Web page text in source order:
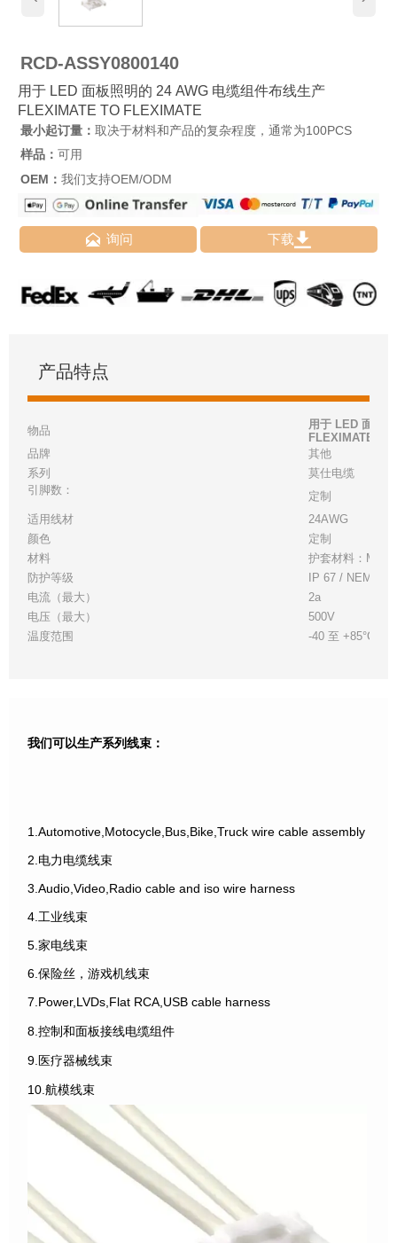
RCD-ASSY0800140
用于 LED 面板照明的 24 AWG 电缆组件布线生产
FLEXIMATE TO FLEXIMATE
最小起订量： 取决于材料和产品的复杂程度，通常为100PCS
样品： 可用
OEM： 我们支持OEM/ODM
 询问 下载
产品特点
物品
用于 LED 面板
FLEXIMATE
品牌
其他
系列
莫仕电缆
引脚数：
定制
适用线材
24AWG
颜色
定制
材料
护套材料：
防护等级
IP 67 / NEMA 6P
电流（最大）
2a
电压（最大）
500V
温度范围
-40 至 +85°C
我们可以生产系列线束：
1.Automotive,Motocycle,Bus,Bike,Truck wire cable assembly
2.电力电缆线束
3.Audio,Video,Radio cable and iso wire harness
4.工业线束
5.家电线束
6.保险丝，游戏机线束
7.Power,LVDs,Flat RCA,USB cable harness
8.控制和面板接线电缆组件
9.医疗器械线束
10.航模线束